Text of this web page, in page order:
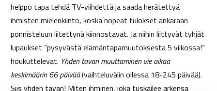
helppo tapa tehdä TV-viihdettä ja saada herätettyä
ihmisten mielenkiinto, koska nopeat tulokset ankaraan
ponnisteluun liitettynä kiinnostavat. Ja niihin liittyvät tyhjät
lupaukset ”pysyvästä elämäntapamuutoksesta 5 viikossa!”
houkuttelevat. Yhden tavan muuttaminen vie aikaa
keskimäärin 66 päivää(vaihteluvälin ollessa 18-245 päivää).
Siis yhden tavan! Miten ihminen, joka tuskailee arkensa